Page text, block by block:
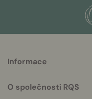
helpful
Informace
O společnosti RQS